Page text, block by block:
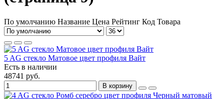
По умолчанию Название Цена Рейтинг Код Товара
5 AG стекло Матовое цвет профиля Вайт
Есть в наличии
48741 руб.
В корзину